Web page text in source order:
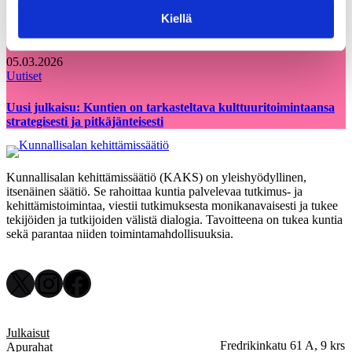
Kiellä
05.03.2026
Uutiset
Uusi julkaisu: Kuntien on tarkasteltava kulttuuritoimintaansa
strategisesti ja pitkäjänteisesti
Kunnallisalan kehittämissäätiö (KAKS) on yleishyödyllinen,
itsenäinen säätiö. Se rahoittaa kuntia palvelevaa tutkimus- ja
kehittämistoimintaa, viestii tutkimuksesta monikanavaisesti ja tukee
tekijöiden ja tutkijoiden välistä dialogia. Tavoitteena on tukea kuntia
sekä parantaa niiden toimintamahdollisuuksia.
X Instagram Facebook
Julkaisut
Apurahat
Fredrikinkatu 61 A, 9 krs